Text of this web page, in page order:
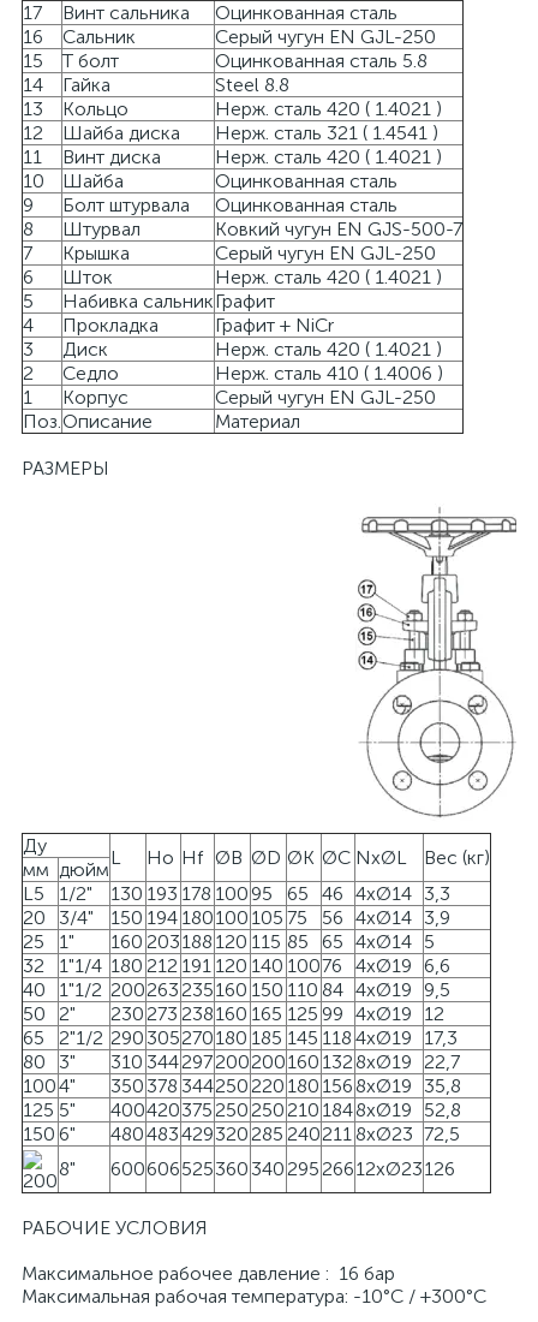
17 Винт сальника
Оцинкованная сталь
16
Сальник
Серый чугун EN GJL-250
15
T болт
Оцинкованная сталь 5.8
14
Гайка
Steel 8.8
13
Кольцо
Нерж. сталь 420 ( 1.4021 )
12
Шайба диска
Нерж. сталь 321 ( 1.4541 )
11
Винт диска
Нерж. сталь 420 ( 1.4021 )
10
Шайба
Оцинкованная сталь
9
Болт штурвала
Оцинкованная сталь
8
Штурвал
Ковкий чугун EN GJS-500-7
7
Крышка
Серый чугун EN GJL-250
6
Шток
Нерж. сталь 420 ( 1.4021 )
5
Набивка сальникГрафит
4
Прокладка
Графит + NiCr
3
Диск
Нерж. сталь 420 ( 1.4021 )
2
Седло
Нерж. сталь 410 ( 1.4006 )
1
Корпус
Серый чугун EN GJL-250
Поз.Описание Материал
РАЗМЕРЫ
Ду
L Ho Hf ØB ØD ØK ØC NxØL Вес (кг)
мм дюйм
L5
1/2" 130 193 178 10095 65 46 4xØ14 3,3
20
3/4" 150 194 180100 105 75 56 4xØ14 3,9
25
1" 160 203188 120 115 85 65 4xØ14 5
32
1"1/4 180 212 191 120 140 10076 4xØ19 6,6
40
1"1/2 200263235160 150 110 84 4xØ19 9,5
50
2" 230273 238160 165 125 99 4xØ19
12
65
2"1/2 290 305270180 185 145 118 4xØ19
17,3
80
3" 310 344297200200160 1328xØ19 22,7
1004" 350 378 344250220 180 156 8xØ19
35,8
125 5" 400420375250250210 1848xØ19
52,8
150 6" 480483429320285 240211 8xØ23 72,5
200
8" 600606525360 34029526612xØ23126
РАБОЧИЕ УСЛОВИЯ
Максимальное рабочее давление : 16 бар
Максимальная рабочая температура: -10°C / +300°C